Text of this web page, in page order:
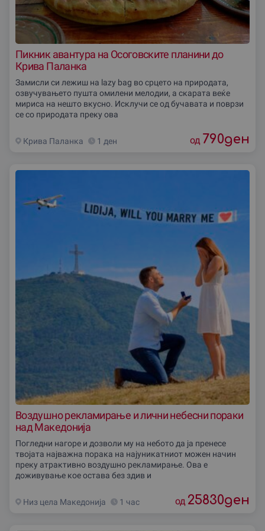
Пикник авантура на Осоговските планини до
Крива Паланка
Замисли си лежиш на lazy bag во срцето на природата,
озвучувањето пушта омилени мелодии, а скарата веќе
мириса на нешто вкусно. Исклучи се од бучавата и поврзи
се со природата преку ова
Крива Паланка 1 ден од 790ден
Воздушно рекламирање и лични небесни пораки
над Македонија
Погледни нагоре и дозволи му на небото да ја пренесе
твојата најважна порака на најуникатниот можен начин
преку атрактивно воздушно рекламирање. Ова е
доживување кое остава без здив и
Низ цела Македониjа 1 час од 25830ден